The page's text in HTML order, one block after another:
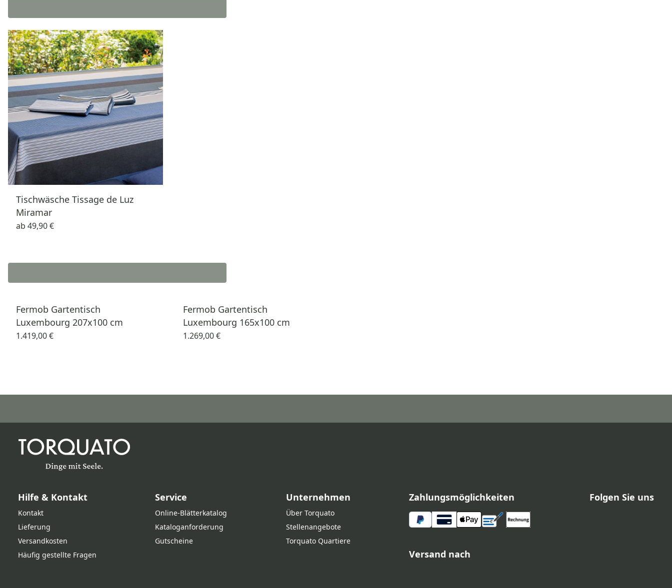
Tischwäsche Tissage de Luz
Miramar
ab 49,90 €
Fermob Gartentisch
Luxembourg 207x100 cm
1.419,00 €
Fermob Gartentisch
Luxembourg 165x100 cm
1.269,00 €
Hilfe & Kontakt
Kontakt
Lieferung
Versandkosten
Häufig gestellte Fragen
Service
Online‑Blätterkatalog
Kataloganforderung
Gutscheine
Unternehmen
Über Torquato
Stellenangebote
Torquato Quartiere
Zahlungsmöglichkeiten
Versand nach
Folgen Sie uns